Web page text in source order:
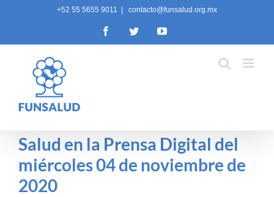
+52 55 5655 9011 contacto@funsalud.org.mx
FacebookTwitterYouTube
Salud en la Prensa Digital del
miércoles 04 de noviembre de
2020